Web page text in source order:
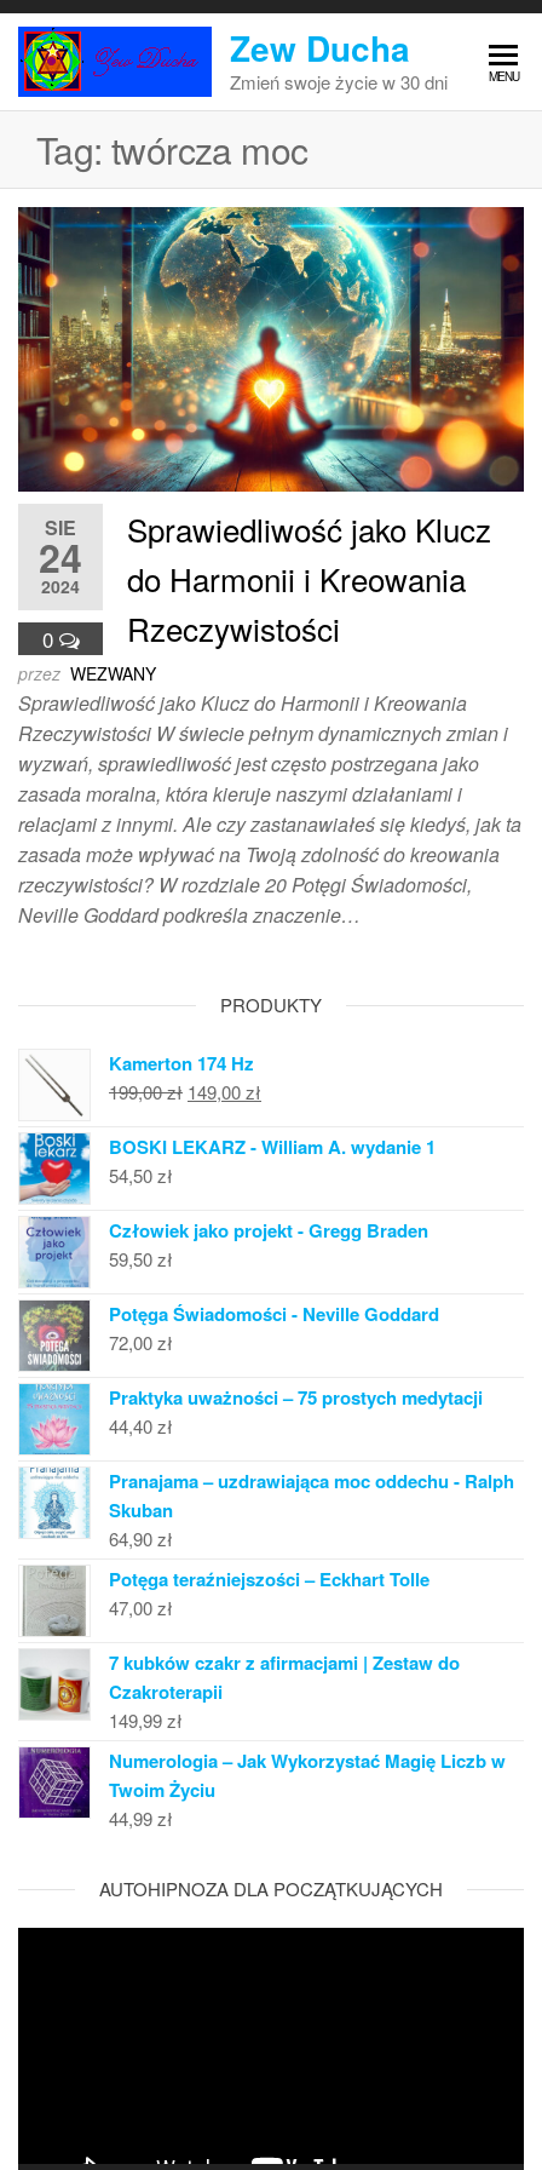
Przejdź
treści
Zew Ducha
Zmień swoje życie w 30 dni MENU
Tag: twórcza moc
SIE
24
2024
0
Sprawiedliwość jako Klucz
do Harmonii i Kreowania
Rzeczywistości
przez WEZWANY
Sprawiedliwość jako Klucz do Harmonii i Kreowania
Rzeczywistości W świecie pełnym dynamicznych zmian i
wyzwań, sprawiedliwość jest często postrzegana jako
zasada moralna, która kieruje naszymi działaniami i
relacjami z innymi. Ale czy zastanawiałeś się kiedyś, jak ta
zasada może wpływać na Twoją zdolność do kreowania
rzeczywistości? W rozdziale 20 Potęgi Świadomości,
Neville Goddard podkreśla znaczenie…
PRODUKTY
Kamerton 174 Hz
199,00zł Pierwotna
wynosiła:
149,00zł
wynosi:
BOSKI LEKARZ - William A. wydanie 1
54,50zł
Człowiek jako projekt - Gregg Braden
59,50zł
Potęga Świadomości - Neville Goddard
72,00zł
Praktyka uważności – 75 prostych medytacji
44,40zł
Pranajama – uzdrawiająca moc oddechu - Ralph
Skuban
64,90zł
Potęga teraźniejszości – Eckhart Tolle
47,00zł
7 kubków czakr z afirmacjami | Zestaw do
Czakroterapii
149,99zł
Numerologia – Jak Wykorzystać Magię Liczb w
Twoim Życiu
44,99zł
AUTOHIPNOZA DLA POCZĄTKUJĄCYCH